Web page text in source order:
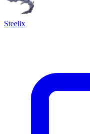
Steelix